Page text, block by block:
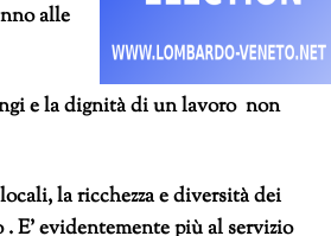
alle
ela dignità di un lavoro non
la ricchezza e diversità dei
evidentemente più al servizio